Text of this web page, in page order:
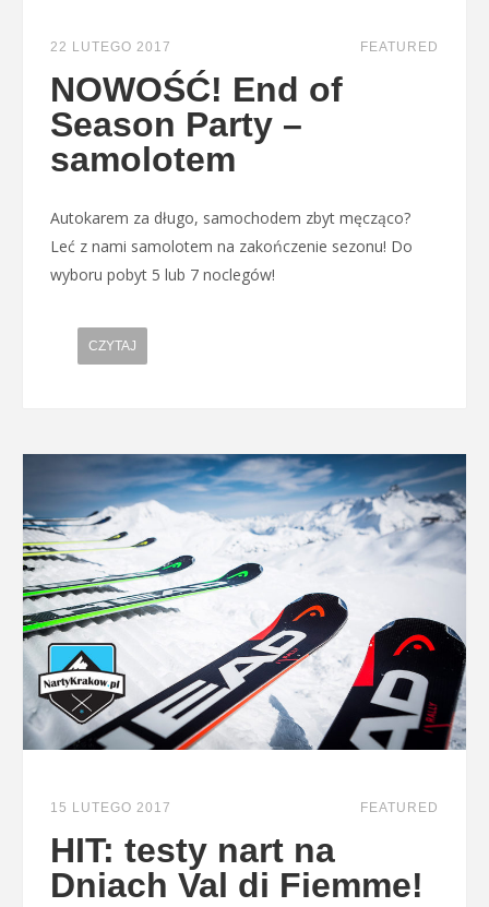
FEATURED
22 LUTEGO 2017
NOWOŚĆ! End of
Season Party –
samolotem
Autokarem za długo, samochodem zbyt męcząco?
Leć z nami samolotem na zakończenie sezonu! Do
wyboru pobyt 5 lub 7 noclegów!
CZYTAJ
FEATURED
15 LUTEGO 2017
HIT: testy nart na
Dniach Val di Fiemme!